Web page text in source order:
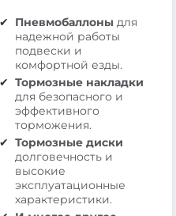
Пневмобаллоны для
надежной работы
подвески и
комфортной езды.
Тормозные накладки
для безопасного и
эффективного
торможения.
Тормозные диски
долговечность и
высокие
эксплуатационные
характеристики.